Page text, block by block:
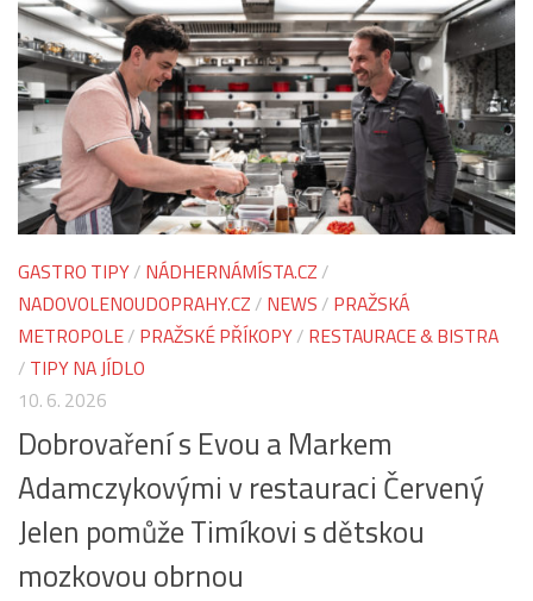
GASTRO TIPY/ NÁDHERNÁMÍSTA.CZ /
NADOVOLENOUDOPRAHY.CZ / NEWS / PRAŽSKÁ
METROPOLE/ PRAŽSKÉ PŘÍKOPY/ RESTAURACE & BISTRA
/ TIPY NA JÍDLO
10. 6. 2026
Dobrovaření s Evou a Markem
Adamczykovými v restauraci Červený
Jelen pomůže Timíkovi s dětskou
mozkovou obrnou